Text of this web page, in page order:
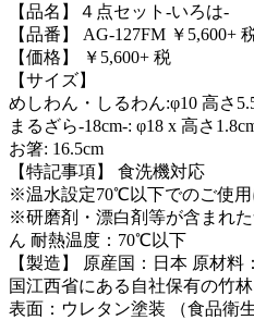
【品名】４点セット-いろは-
【品番】 AG-127FM ￥5,600+
【価格】 ￥5,600+ 税
【サイズ】
めしわん・しるわん:φ10 高さ
まるざら-18cm-: φ18 x 高さ
お箸: 16.5cm
【特記事項】 食洗機対応
※温水設定70℃以下でのご使用
※研磨剤・漂白剤等が含まれ
ん 耐熱温度：70℃以下
【製造】 原産国：日本 原材
国江西省にある自社保有の竹
表面：ウレタン塗装 （食品衛